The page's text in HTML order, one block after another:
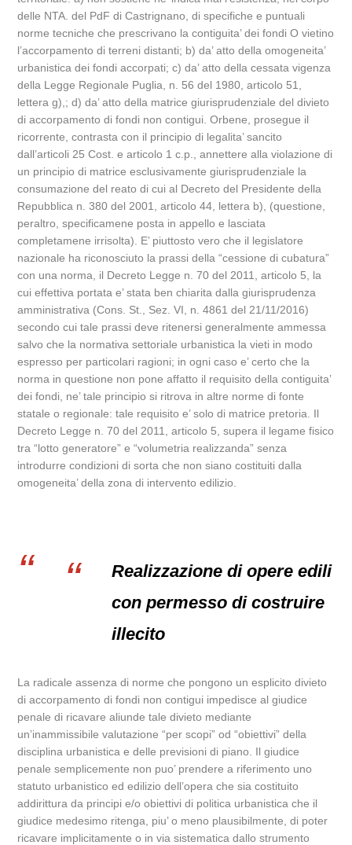
delle NTA. del PdF di Castrignano, di specifiche e puntuali
norme tecniche che prescrivano la contiguita’ dei fondi O vietino
l’accorpamento di terreni distanti; b) da’ atto della omogeneita’
urbanistica dei fondi accorpati; c) da’ atto della cessata vigenza
della Legge Regionale Puglia, n. 56 del 1980, articolo 51,
lettera g),; d) da’ atto della matrice giurisprudenziale del divieto
di accorpamento di fondi non contigui. Orbene, prosegue il
ricorrente, contrasta con il principio di legalita’ sancito
dall’articoli 25 Cost. e articolo 1 c.p., annettere alla violazione di
un principio di matrice esclusivamente giurisprudenziale la
consumazione del reato di cui al Decreto del Presidente della
Repubblica n. 380 del 2001, articolo 44, lettera b), (questione,
peraltro, specificamene posta in appello e lasciata
completamene irrisolta). E’ piuttosto vero che il legislatore
nazionale ha riconosciuto la prassi della “cessione di cubatura”
con una norma, il Decreto Legge n. 70 del 2011, articolo 5, la
cui effettiva portata e’ stata ben chiarita dalla giurisprudenza
amministrativa (Cons. St., Sez. VI, n. 4861 del 21/11/2016)
secondo cui tale prassi deve ritenersi generalmente ammessa
salvo che la normativa settoriale urbanistica la vieti in modo
espresso per particolari ragioni; in ogni caso e’ certo che la
norma in questione non pone affatto il requisito della contiguita’
dei fondi, ne’ tale principio si ritrova in altre norme di fonte
statale o regionale: tale requisito e’ solo di matrice pretoria. Il
Decreto Legge n. 70 del 2011, articolo 5, supera il legame fisico
tra “lotto generatore” e “volumetria realizzanda” senza
introdurre condizioni di sorta che non siano costituiti dalla
omogeneita’ della zona di intervento edilizio.
Realizzazione di opere edili
con permesso di costruire
illecito
La radicale assenza di norme che pongono un esplicito divieto
di accorpamento di fondi non contigui impedisce al giudice
penale di ricavare aliunde tale divieto mediante
un’inammissibile valutazione “per scopi” od “obiettivi” della
disciplina urbanistica e delle previsioni di piano. Il giudice
penale semplicemente non puo’ prendere a riferimento uno
statuto urbanistico ed edilizio dell’opera che sia costituito
addirittura da principi e/o obiettivi di politica urbanistica che il
giudice medesimo ritenga, piu’ o meno plausibilmente, di poter
ricavare implicitamente o in via sistematica dallo strumento